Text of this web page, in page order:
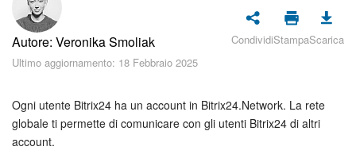
Piani e pagamento
Come iniziare?
Autore: Veronika Smoliak
Ultimo aggiornamento: 18 Febbraio 2025
CondividiStampaScarica
Ogni utente Bitrix24 ha un account in Bitrix24.Network. La rete
globale ti permette di comunicare con gli utenti Bitrix24 di altri
account.